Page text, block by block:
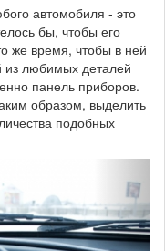
автомобиля - это
бы, чтобы его
же время, чтобы в ней
из любимых деталей
панель приборов.
образом, выделить
подобных